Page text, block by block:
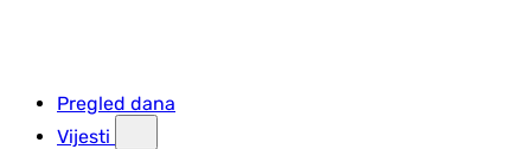
Pregled dana
Vijesti